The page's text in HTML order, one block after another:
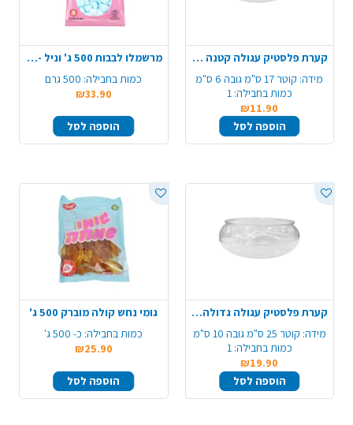
קערת פלסטיק עגולה קטנה - שקוף
מידה: קוטר 17 ס"מ גובה 6 ס"מ
כמות בחבילה: 1
₪11.90
הוספה לסל
מרשמלו לבבות 500 ג' וניל - כחול לבן
כמות בחבילה: 500 גרם
₪33.90
הוספה לסל
קערת פלסטיק עגולה גדולה - שקוף
מידה: קוטר 25 ס"מ גובה 10 ס"מ
כמות בחבילה: 1
₪19.90
הוספה לסל
גומי נחש קולה מוברק 500 ג'
כמות בחבילה: כ- 500 ג'
₪25.90
הוספה לסל